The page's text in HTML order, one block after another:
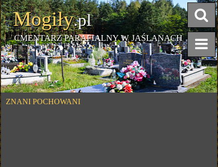
Mogiły.pl
CMENTARZ PARAFIALNY W JAŚLANACH
ZNANI POCHOWANI